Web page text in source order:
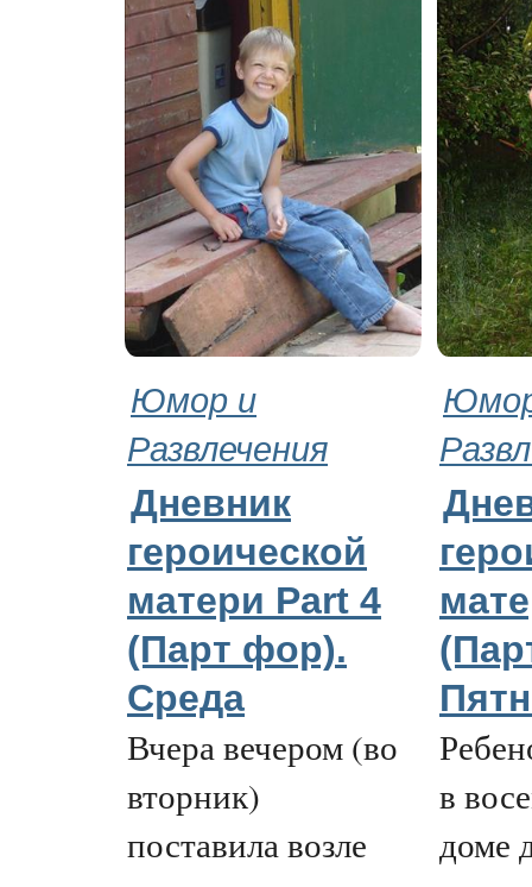
Юмор и
Развлечения
Дневник
героической
матери Part 4
(Парт фор).
Среда
Вчера вечером (во
вторник)
поставила возле
в
доме